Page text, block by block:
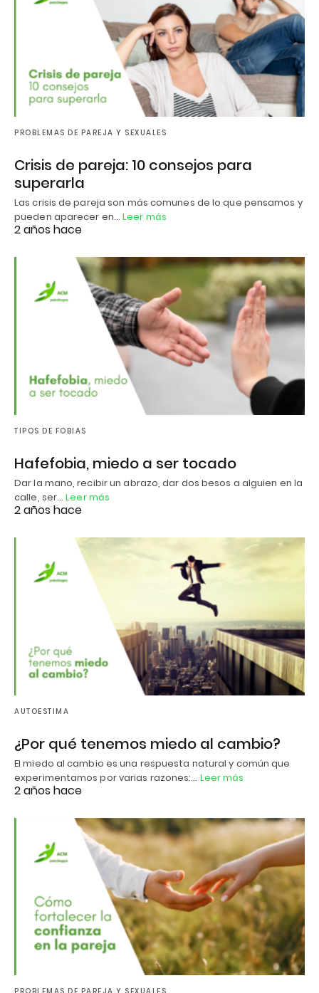
PROBLEMAS DE PAREJA Y SEXUALES
Crisis de pareja: 10 consejos para
superarla
Las crisis de pareja son más comunes de lo que pensamos y
pueden aparecer en… Leer más
2 años hace
TIPOS DE FOBIAS
Hafefobia, miedo a ser tocado
Dar la mano, recibir un abrazo, dar dos besos a alguien en la
calle, ser…Leer más
2 años hace
AUTOESTIMA
¿Por qué tenemos miedo al cambio?
El miedo al cambio es una respuesta natural y común que
experimentamos por varias razones:… Leer más
2 años hace